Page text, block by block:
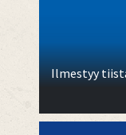
Ilmestyy